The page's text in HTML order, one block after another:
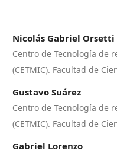
Nicolás Gabriel Orsetti
Centro de Tecnología de
(CETMIC). Facultad de
Gustavo Suárez
Centro de Tecnología de
(CETMIC). Facultad de
Gabriel Lorenzo